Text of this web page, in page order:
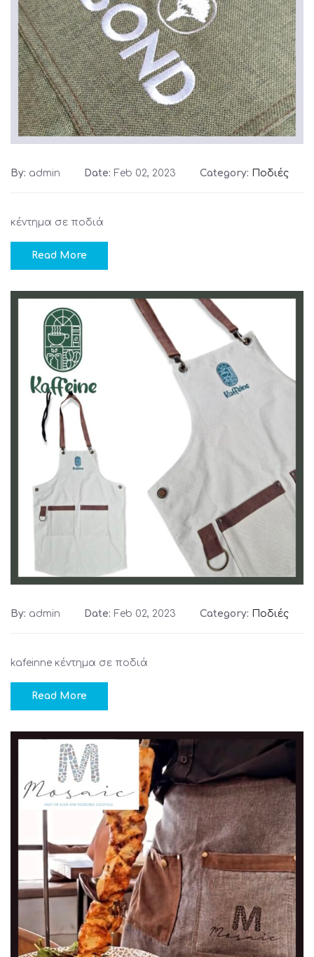
By: admin Date: Feb 02, 2023 Category: Ποδιές
κέντημα σε ποδιά
Read More
By: admin Date: Feb 02, 2023 Category: Ποδιές
kafeinne κέντημα σε ποδιά
Read More